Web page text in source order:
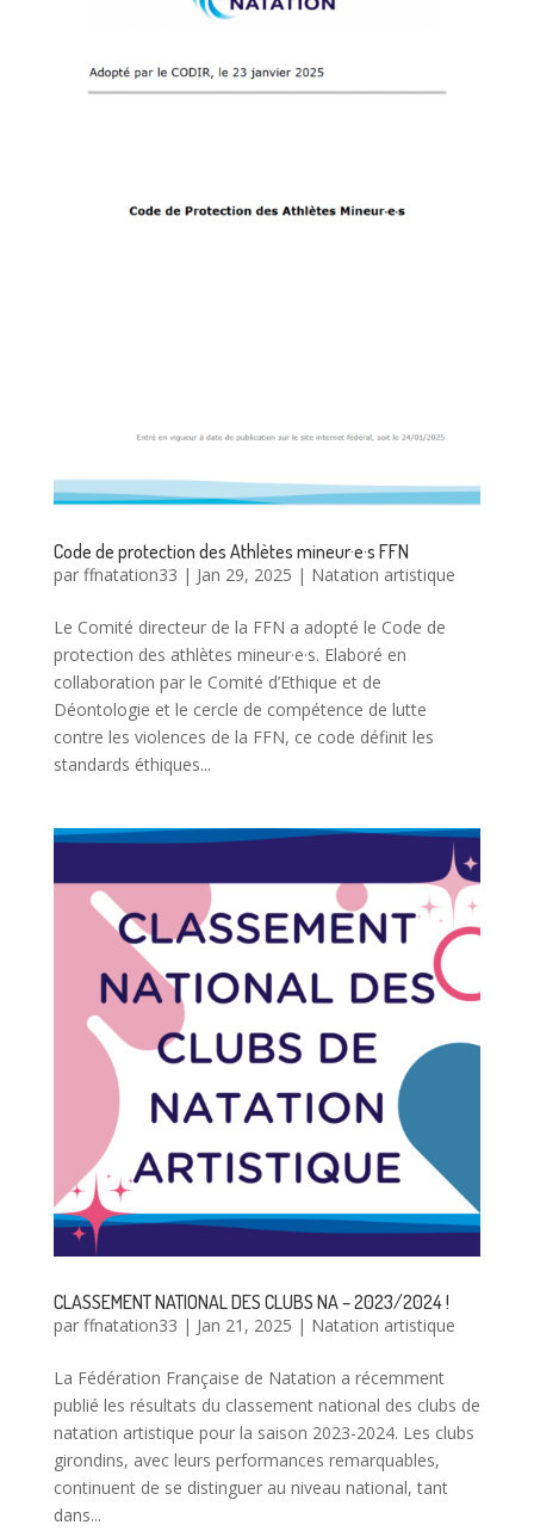
Code de protection des Athlètes mineur·e·s FFN
par ffnatation33 | Jan 29, 2025 | Natation artistique
Le Comité directeur de la FFN a adopté le Code de
protection des athlètes mineur·e·s. Elaboré en
collaboration par le Comité d’Ethique et de
Déontologie et le cercle de compétence de lutte
contre les violences de la FFN, ce code définit les
standards éthiques...
CLASSEMENT NATIONAL DES CLUBS NA – 2023/2024 !
par ffnatation33 | Jan 21, 2025 | Natation artistique
La Fédération Française de Natation a récemment
publié les résultats du classement national des clubs de
natation artistique pour la saison 2023-2024. Les clubs
girondins, avec leurs performances remarquables,
continuent de se distinguer au niveau national, tant
dans...